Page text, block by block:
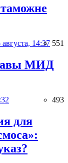
августа, 14:37 551
МИД
493
для